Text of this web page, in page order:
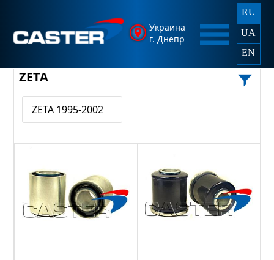
Украина
г. Днепр
RU
UA
EN
ZETA
ZETA 1995-2002